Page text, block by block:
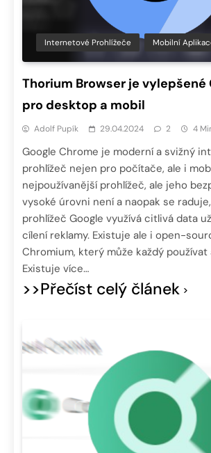
Internetové Prohlížeče Mobilní
Thorium Browser je vylepšené
pro desktop a mobil
Adolf Pupík 29.04.2024 2 4
Google Chrome je moderní a svižný
prohlížeč nejen pro počítače, ale i
nejpoužívanější prohlížeč, ale jeho
vysoké úrovni není a naopak se
prohlížeč Google využívá citlivá data
cílení reklamy. Existuje ale i open-
Chromium, který může každý používat
Existuje více…
>>Přečíst celý článek